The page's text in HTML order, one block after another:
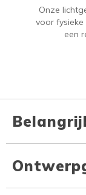
Onze
voor
een